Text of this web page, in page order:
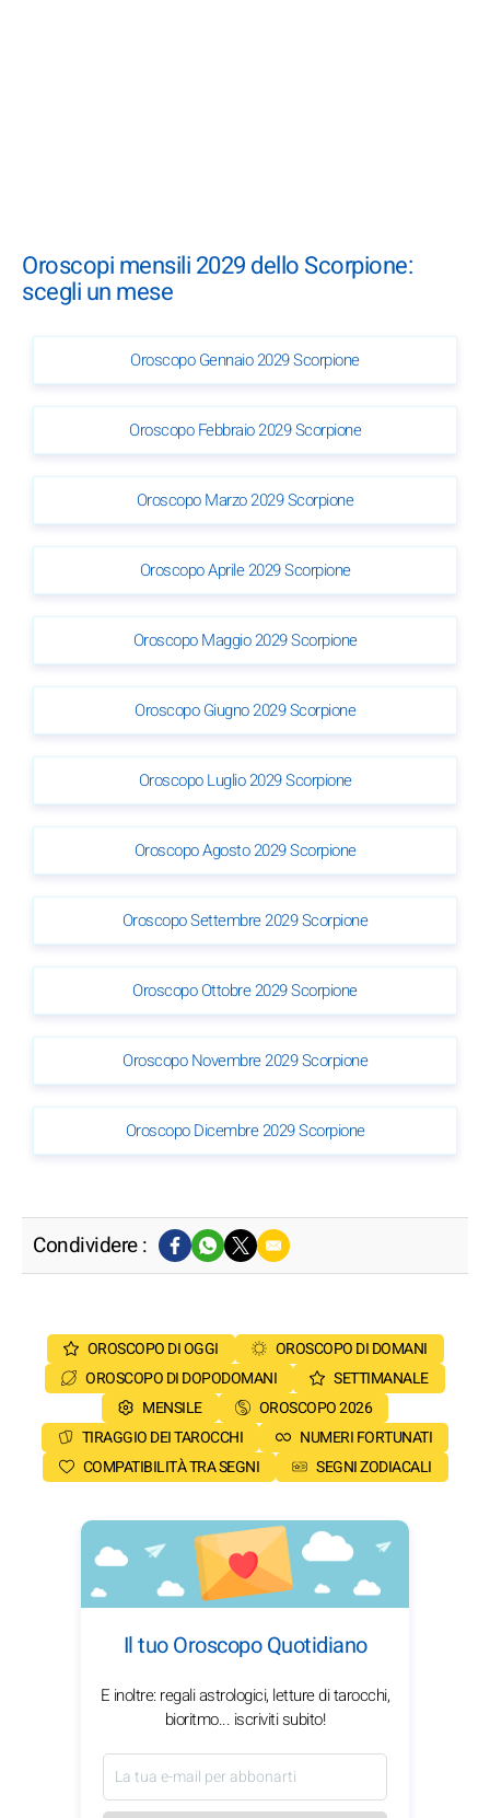
Oroscopi mensili 2029 dello Scorpione:
scegli un mese
Oroscopo Gennaio 2029 Scorpione
Oroscopo Febbraio 2029 Scorpione
Oroscopo Marzo 2029 Scorpione
Oroscopo Aprile 2029 Scorpione
Oroscopo Maggio 2029 Scorpione
Oroscopo Giugno 2029 Scorpione
Oroscopo Luglio 2029 Scorpione
Oroscopo Agosto 2029 Scorpione
Oroscopo Settembre 2029 Scorpione
Oroscopo Ottobre 2029 Scorpione
Oroscopo Novembre 2029 Scorpione
Oroscopo Dicembre 2029 Scorpione
Condividere :
OROSCOPO DI OGGI
OROSCOPO DI DOMANI
OROSCOPO DI DOPODOMANI
SETTIMANALE
MENSILE
OROSCOPO 2026
TIRAGGIO DEI TAROCCHI
NUMERI FORTUNATI
COMPATIBILITÀ TRA SEGNI
SEGNI ZODIACALI
Il tuo Oroscopo Quotidiano
E inoltre: regali astrologici, letture di tarocchi,
bioritmo... iscriviti subito!